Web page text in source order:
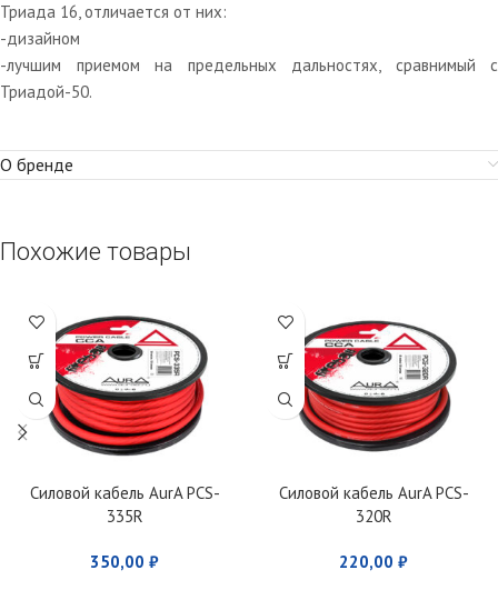
Триада 16, отличается от них:
-дизайном
-лучшим приемом на предельных дальностях, сравнимый с
Триадой-50.
О бренде
Похожие товары
Силовой кабель AurA PCS-
335R
350,00 ₽
Силовой кабель AurA PCS-
320R
220,00 ₽